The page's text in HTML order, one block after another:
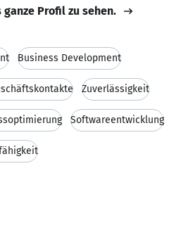
ganze Profil zu sehen.
Business Development
Zuverlässigkeit
Softwareentwicklung